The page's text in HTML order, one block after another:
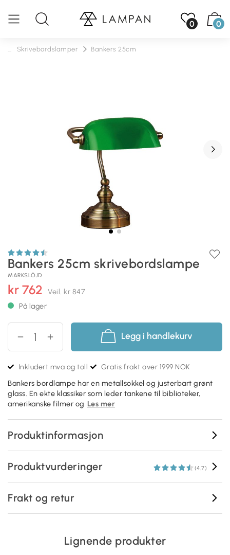
0 0
Skrivebordslamper Bankers 25cm
Bankers 25cm skrivebordslampe
MARKSLÖJD
kr 762 Veil. kr 847
På lager
Legg i handlekurv
Inkludert mva og toll Gratis frakt over 1999 NOK
Bankers bordlampe har en metallsokkel og justerbart grønt
glass. En ekte klassiker som leder tankene til biblioteker,
amerikanske filmer og Les mer
Produktinformasjon
Produktvurderinger (4.7)
Frakt og retur
Lignende produkter